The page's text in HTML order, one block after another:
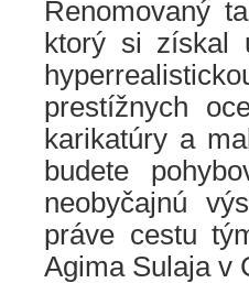
Renomovaný
ktorý si získal
prestížnych
karikatúry a
budete
neobyčajnú
práve cestu
Agima Sulaja v